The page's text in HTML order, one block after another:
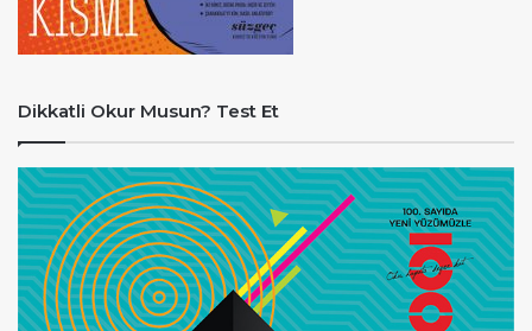
Dikkatli Okur Musun? Test Et